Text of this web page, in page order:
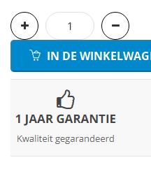
IN DE